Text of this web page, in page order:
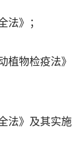
法》；
植物检疫法》
法》及其实施